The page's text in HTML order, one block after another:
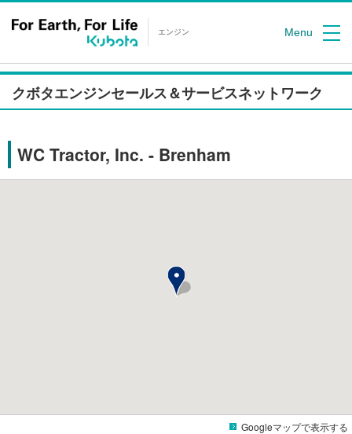
エンジン Menu
クボタエンジンセールス＆サービスネットワーク
WC Tractor, Inc. - Brenham
Googleマップで表示する